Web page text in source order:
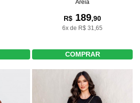
Areia
R$ 189,90
6x de R$ 31,65
COMPRAR